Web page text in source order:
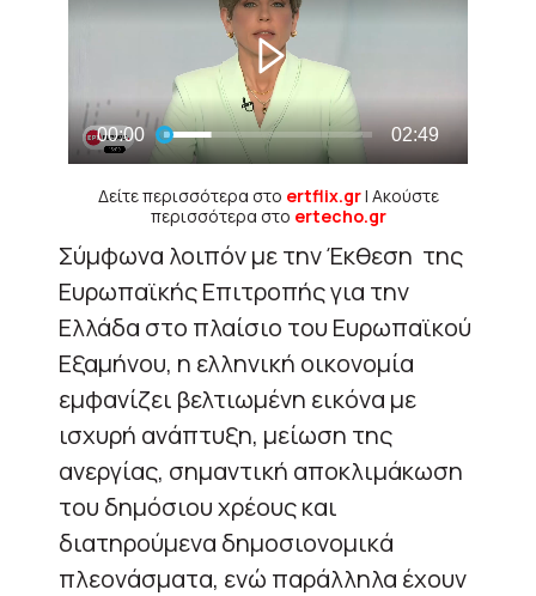
Δείτε περισσότερα στο ertflix.gr| Ακούστε
περισσότερα στο ertecho.gr
Σύμφωνα λοιπόν με την Έκθεση της
Ευρωπαϊκής Επιτροπής για την
Ελλάδα στο πλαίσιο του Ευρωπαϊκού
Εξαμήνου, η ελληνική οικονομία
εμφανίζει βελτιωμένη εικόνα με
ισχυρή ανάπτυξη, μείωση της
ανεργίας, σημαντική αποκλιμάκωση
του δημόσιου χρέους και
διατηρούμενα δημοσιονομικά
πλεονάσματα, ενώ παράλληλα έχουν